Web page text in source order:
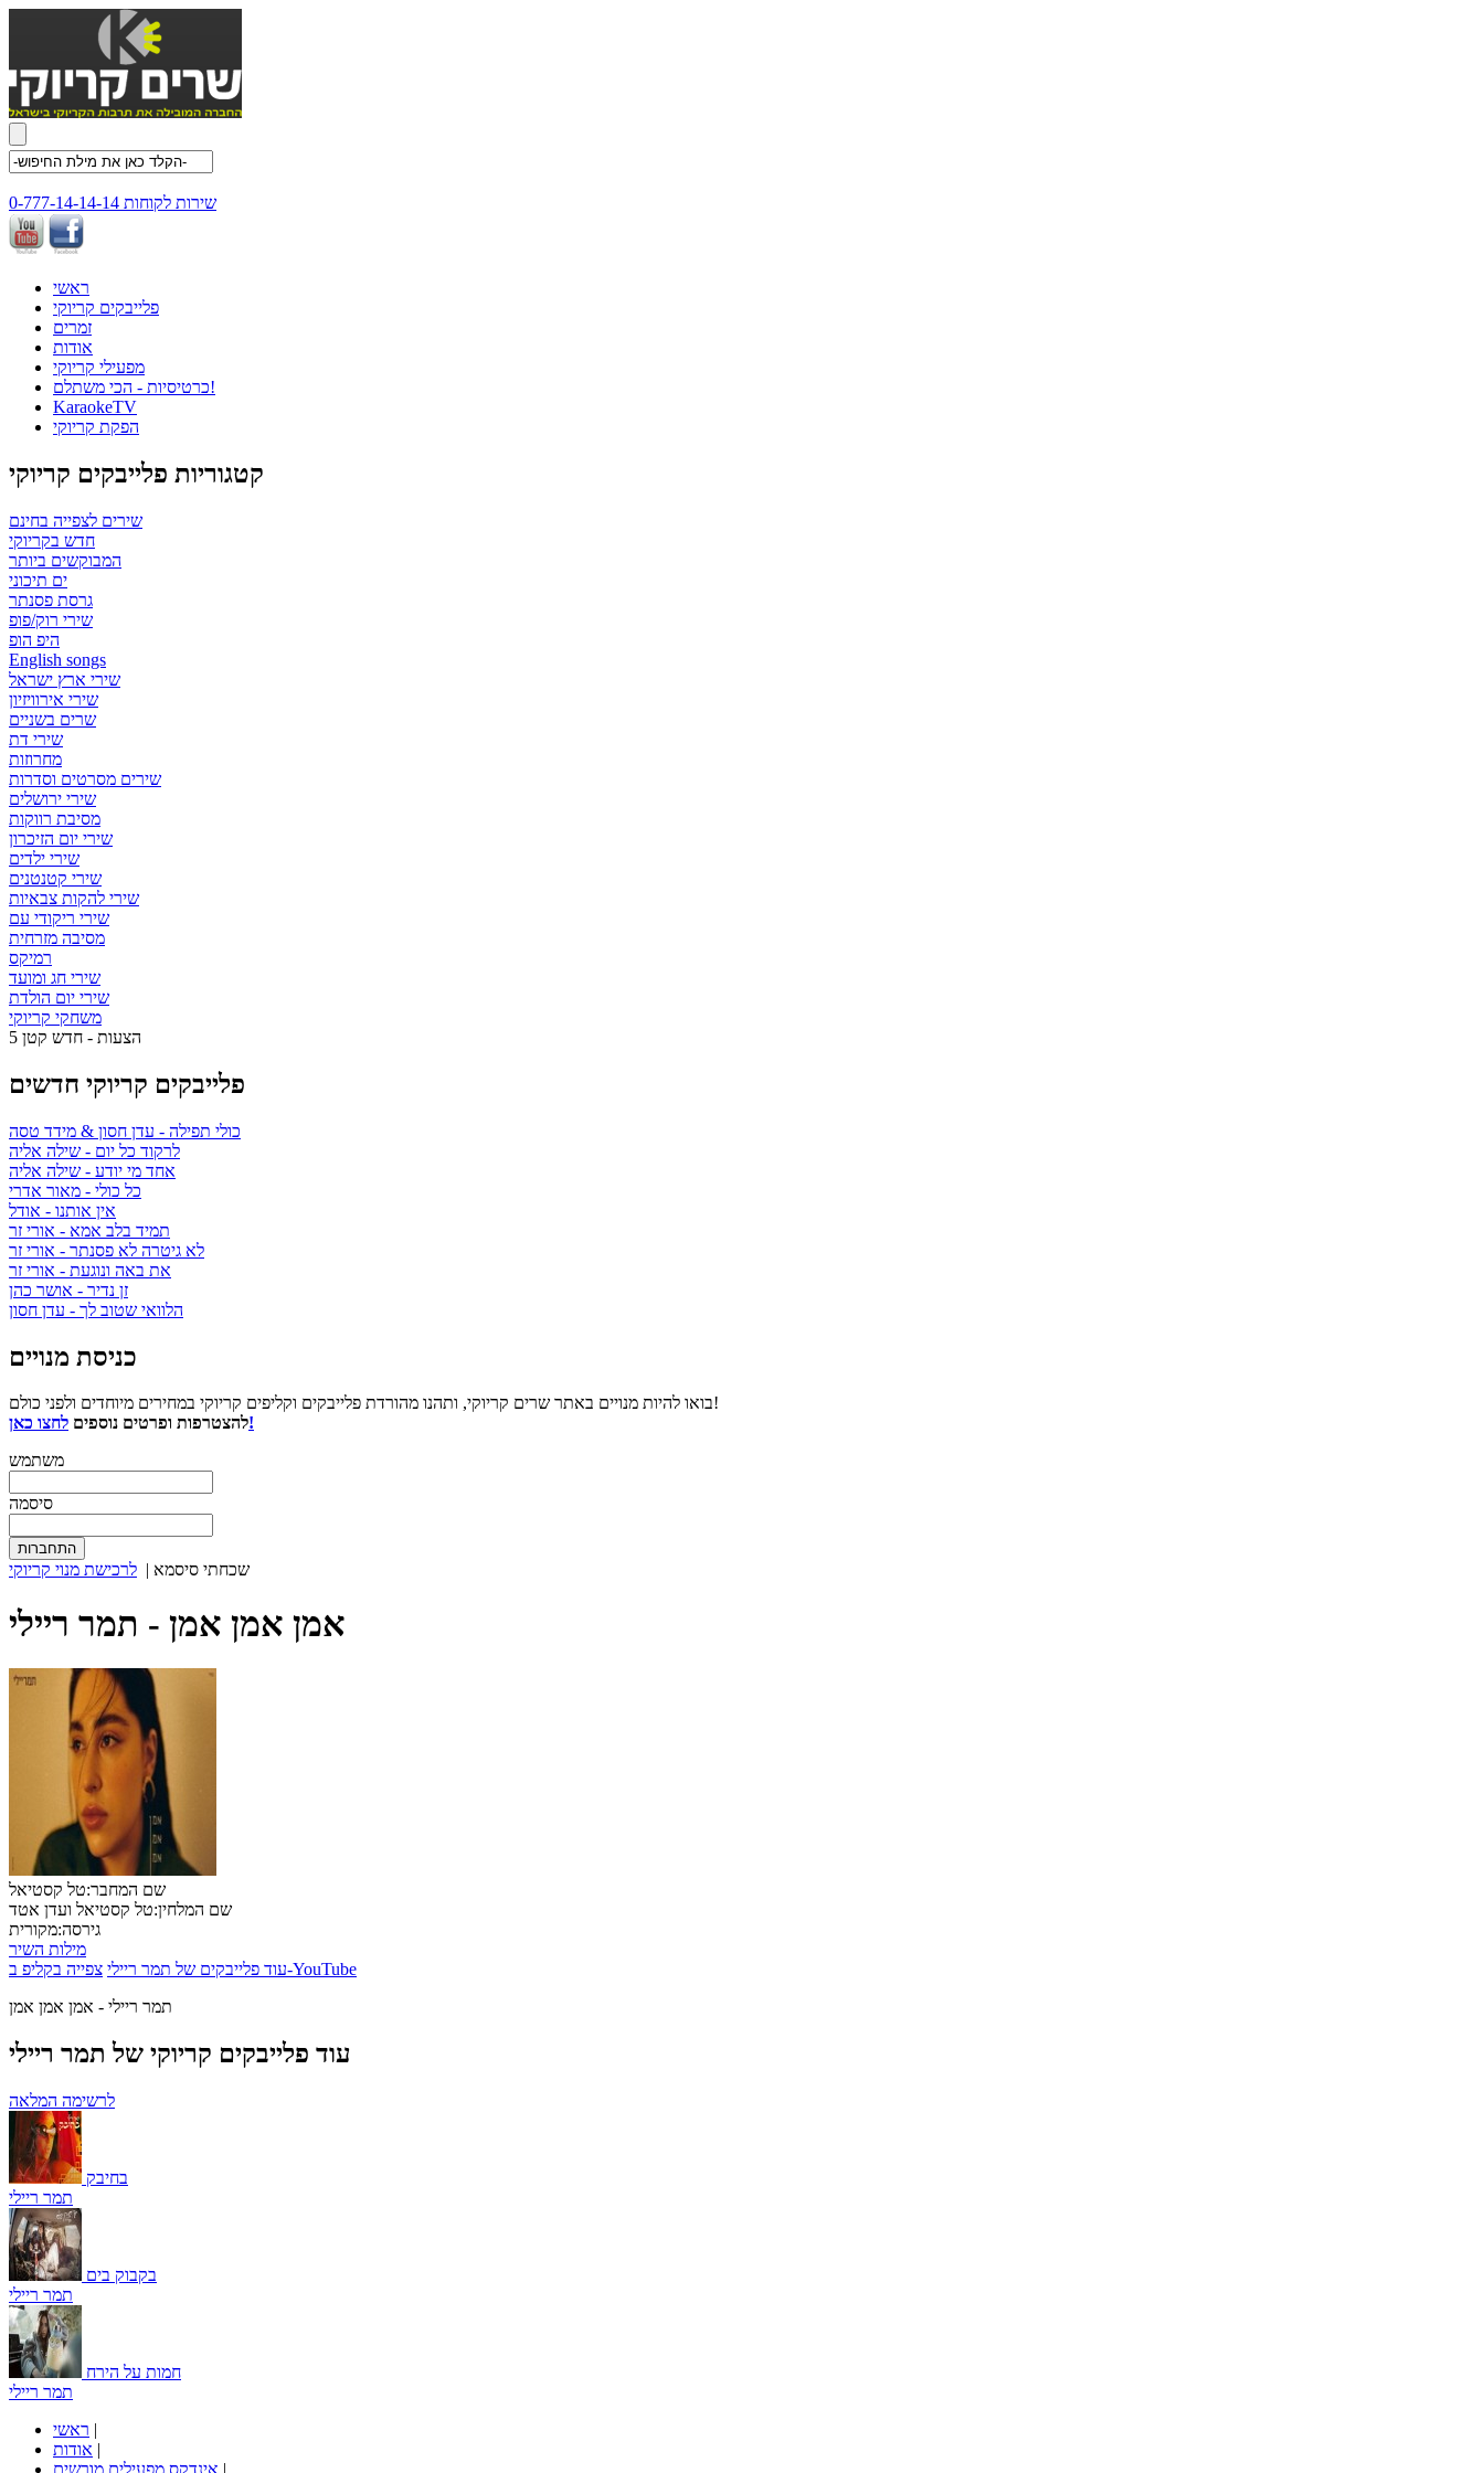
שירות לקוחות 0-777-14-14-14
ראשי
פלייבקים קריוקי
זמרים
אודות
מפעילי קריוקי
כרטיסיות - הכי משתלם!
KaraokeTV
הפקת קריוקי
קטגוריות פלייבקים קריוקי
שירים לצפייה בחינם
חדש בקריוקי
המבוקשים ביותר
ים תיכוני
גרסת פסנתר
שירי רוק/פופ
היפ הופ
English songs
שירי ארץ ישראל
שירי אירוויזיון
שרים בשניים
שירי דת
מחרוזות
שירים מסרטים וסדרות
שירי ירושלים
מסיבת רווקות
שירי יום הזיכרון
שירי ילדים
שירי קטנטנים
שירי להקות צבאיות
שירי ריקודי עם
מסיבה מזרחית
רמיקס
שירי חג ומועד
שירי יום הולדת
משחקי קריוקי
5 הצעות - חדש קטן
פלייבקים קריוקי חדשים
כולי תפילה - עדן חסון & מידד טסה
לרקוד כל יום - שילה אליה
אחד מי יודע - שילה אליה
כל כולי - מאור אדרי
אין אותנו - אודל
תמיד בלב אמא - אורי זר
לא גיטרה לא פסנתר - אורי זר
את באה ונוגעת - אורי זר
זן נדיר - אושר כהן
הלוואי שטוב לך - עדן חסון
כניסת מנויים
בואו להיות מנויים באתר שרים קריוקי, ותהנו מהורדת פלייבקים וקליפים קריוקי במחירים מיוחדים ולפני כולם!
להצטרפות ופרטים נוספיםלחצו כאן!
משתמש
סיסמה
שכחתי סיסמא | לרכישת מנוי קריוקי
אמן אמן אמן - תמר ריילי
שם המחבר:טל קסטיאל
שם המלחין:טל קסטיאל ועדן אטד
גירסה:מקורית
מילות השיר
עוד פלייבקים של תמר רייליצפייה בקליפ ב-YouTube
תמר ריילי - אמן אמן אמן
עוד פלייבקים קריוקי של תמר ריילי
לרשימה המלאה
בחיבק
תמר ריילי
בקבוק בים
תמר ריילי
חמות על הירח
תמר ריילי
ראשי |
אודות |